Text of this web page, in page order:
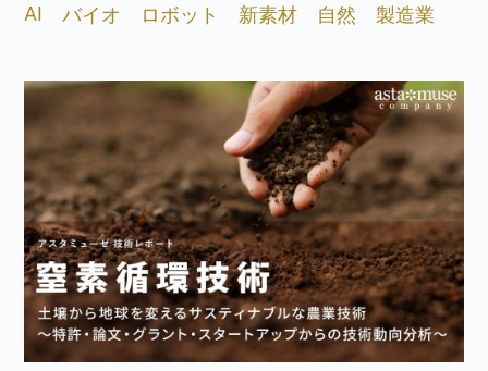
AI バイオ ロボット 新素材 自然 製造業